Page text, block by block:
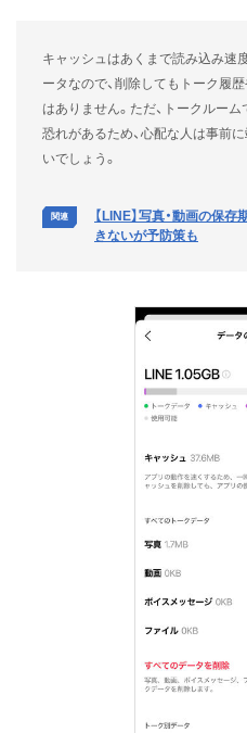
キャッシュはあくまで読み込み速
ータなので、削除してもトーク履
はありません。ただ、トークルーム
恐れがあるため、心配な人は事前
いでしょう。
【LINE】写真・動画の保
きないが予防策も